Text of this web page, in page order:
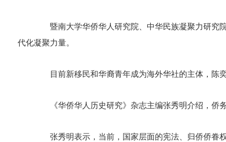
暨南大学华侨华人研究院、中华民族凝聚力研究院
代化凝聚力量。
目前新移民和华裔青年成为海外华社的主体，陈奕
《华侨华人历史研究》杂志主编张秀明介绍，侨务
张秀明表示，当前，国家层面的宪法、归侨侨眷权